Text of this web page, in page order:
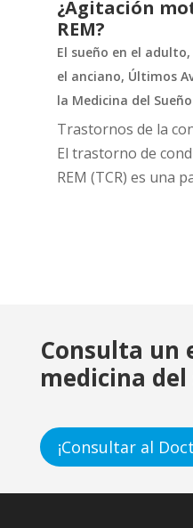
¿Agitación
REM?
El sueño en el adulto,
el anciano, Últimos
la Medicina del Sueño
Trastornos de la
El trastorno de
REM (TCR) es una
Consulta un
medicina del
¡Consultar al